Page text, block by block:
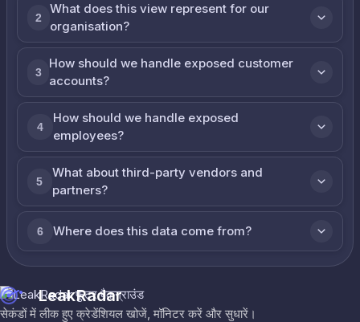
2
What does this view represent for our
organisation?
3
How should we handle exposed customer
accounts?
4
How should we handle exposed
employees?
5
What about third-party vendors and
partners?
6 Where does this data come from?
LeakRadar
सेकंडों में लीक हुए क्रेडेंशियल खोजें, मॉनिटर करें और सुधारें।